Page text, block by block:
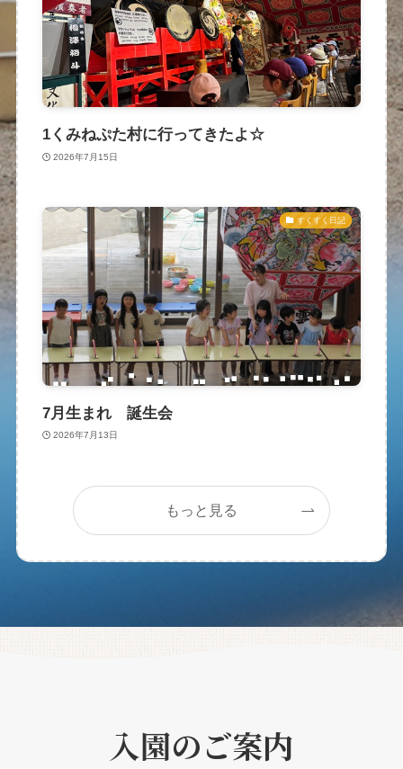
1くみねぷた村に行ってきたよ☆
2026年7月15日
すくすく日記
7月生まれ 誕生会
2026年7月13日
もっと見る
入園のご案内